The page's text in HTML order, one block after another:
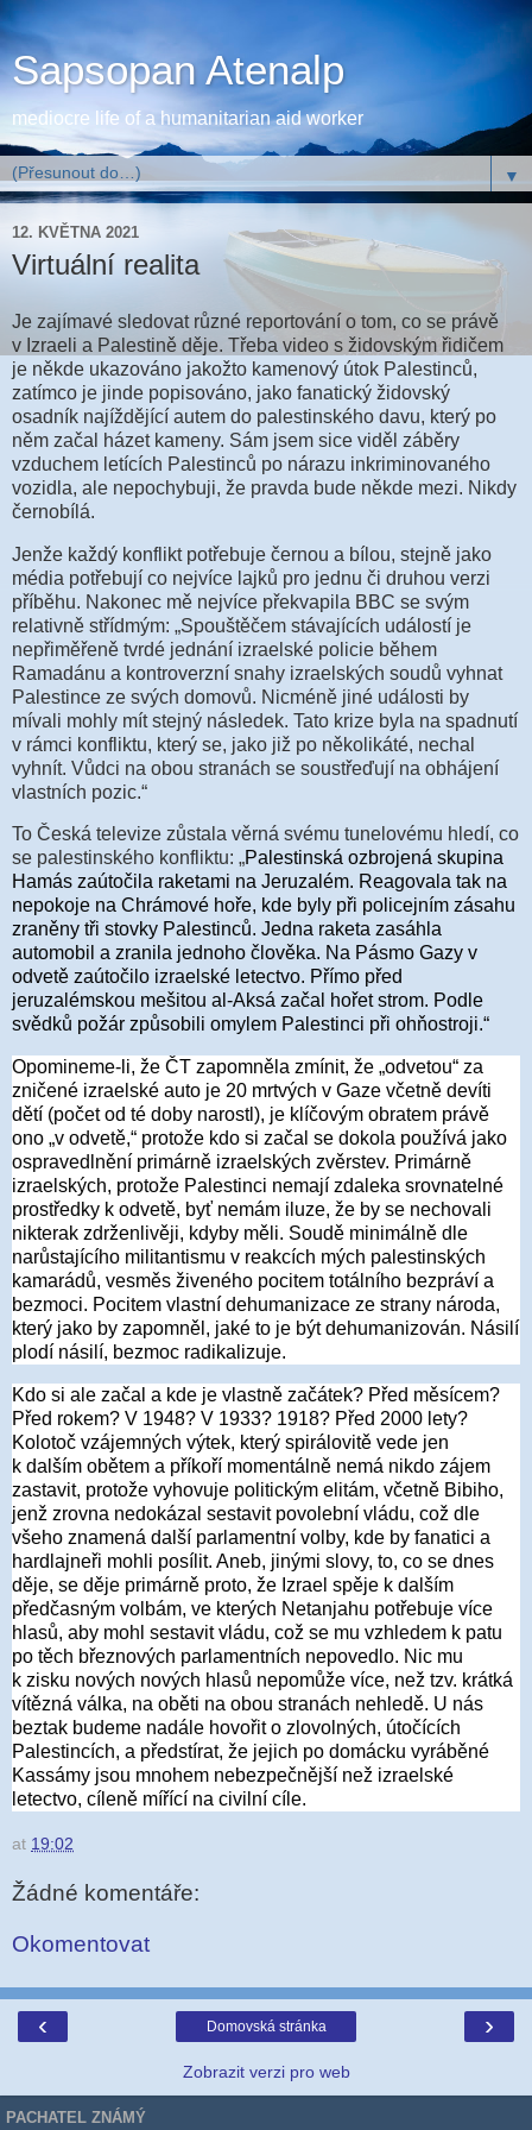
Sapsopan Atenalp
mediocre life of a humanitarian aid worker
▼
12. KVĚTNA 2021
Virtuální realita
Je zajímavé sledovat různé reportování o tom, co se právě
v Izraeli a Palestině děje. Třeba video s židovským řidičem
je někde ukazováno jakožto kamenový útok Palestinců,
zatímco je jinde popisováno, jako fanatický židovský
osadník najíždějící autem do palestinského davu, který po
něm začal házet kameny. Sám jsem sice viděl záběry
vzduchem letících Palestinců po nárazu inkriminovaného
vozidla, ale nepochybuji, že pravda bude někde mezi. Nikdy
černobílá.
Jenže každý konflikt potřebuje černou a bílou, stejně jako
média potřebují co nejvíce lajků pro jednu či druhou verzi
příběhu. Nakonec mě nejvíce překvapila BBC se svým
relativně střídmým: „Spouštěčem stávajících událostí je
nepřiměřeně tvrdé jednání izraelské policie během
Ramadánu a kontroverzní snahy izraelských soudů vyhnat
Palestince ze svých domovů. Nicméně jiné události by
mívali mohly mít stejný následek. Tato krize byla na spadnutí
v rámci konfliktu, který se, jako již po několikáté, nechal
vyhnít. Vůdci na obou stranách se soustřeďují na obhájení
vlastních pozic.“
To Česká televize zůstala věrná svému tunelovému hledí, co
se palestinského konfliktu: „Palestinská ozbrojená skupina
Hamás zaútočila raketami na Jeruzalém. Reagovala tak na
nepokoje na Chrámové hoře, kde byly při policejním zásahu
zraněny tři stovky Palestinců. Jedna raketa zasáhla
automobil a zranila jednoho člověka. Na Pásmo Gazy v
odvetě zaútočilo izraelské letectvo. Přímo před
jeruzalémskou mešitou al-Aksá začal hořet strom. Podle
svědků požár způsobili omylem Palestinci při ohňostroji.“
Opomineme-li, že ČT zapomněla zmínit, že „odvetou“ za
zničené izraelské auto je 20 mrtvých v Gaze včetně devíti
dětí (počet od té doby narostl), je klíčovým obratem právě
ono „v odvetě,“ protože kdo si začal se dokola používá jako
ospravedlnění primárně izraelských zvěrstev. Primárně
izraelských, protože Palestinci nemají zdaleka srovnatelné
prostředky k odvetě, byť nemám iluze, že by se nechovali
nikterak zdrženlivěji, kdyby měli. Soudě minimálně dle
narůstajícího militantismu v reakcích mých palestinských
kamarádů, vesměs živeného pocitem totálního bezpráví a
bezmoci. Pocitem vlastní dehumanizace ze strany národa,
který jako by zapomněl, jaké to je být dehumanizován. Násilí
plodí násilí, bezmoc radikalizuje.
Kdo si ale začal a kde je vlastně začátek? Před měsícem?
Před rokem? V 1948? V 1933? 1918? Před 2000 lety?
Kolotoč vzájemných výtek, který spirálovitě vede jen
k dalším obětem a příkoří momentálně nemá nikdo zájem
zastavit, protože vyhovuje politickým elitám, včetně Bibiho,
jenž zrovna nedokázal sestavit povolební vládu, což dle
všeho znamená další parlamentní volby, kde by fanatici a
hardlajneři mohli posílit. Aneb, jinými slovy, to, co se dnes
děje, se děje primárně proto, že Izrael spěje k dalším
předčasným volbám, ve kterých Netanjahu potřebuje více
hlasů, aby mohl sestavit vládu, což se mu vzhledem k patu
po těch březnových parlamentních nepovedlo. Nic mu
k zisku nových nových hlasů nepomůže více, než tzv. krátká
vítězná válka, na oběti na obou stranách nehledě. U nás
beztak budeme nadále hovořit o zlovolných, útočících
Palestincích, a předstírat, že jejich po domácku vyráběné
Kassámy jsou mnohem nebezpečnější než izraelské
letectvo, cíleně mířící na civilní cíle.
at 19:02
Žádné komentáře:
Okomentovat
‹ ›
Domovská stránka
Zobrazit verzi pro web
PACHATEL ZNÁMÝ